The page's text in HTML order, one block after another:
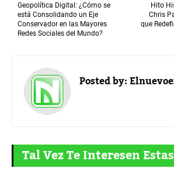
Hito
Chris
que
Geopolítica Digital: ¿Cómo se
está Consolidando un Eje
Conservador en las Mayores
Redes Sociales del Mundo?
Posted by:
Tal Vez Te Interesen